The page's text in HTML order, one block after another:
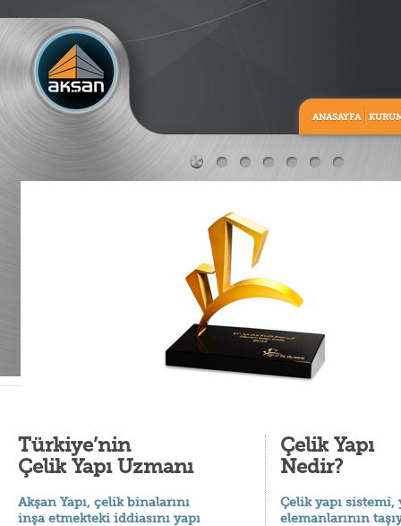
ANASAYFA
Türkiye’nin
Çelik Yapı Uzmanı
Akşan Yapı, çelik binalarını
inşa etmekteki iddiasını yapı
Çelik Yapı
Nedir?
Çelik yapı sistemi,
elemanlarının